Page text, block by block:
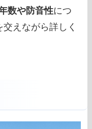
数や防音性につ
えながら詳しく